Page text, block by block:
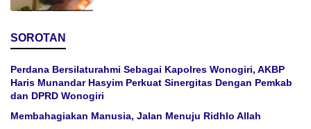
SOROTAN
Perdana Bersilaturahmi Sebagai Kapolres Wonogiri, AKBP
Haris Munandar Hasyim Perkuat Sinergitas Dengan Pemkab
dan DPRD Wonogiri
Membahagiakan Manusia, Jalan Menuju Ridhlo Allah